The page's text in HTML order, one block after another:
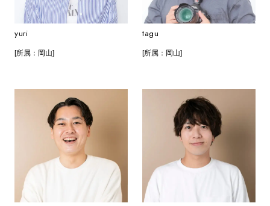
yuri
[所属：岡山]
tagu
[所属：岡山]